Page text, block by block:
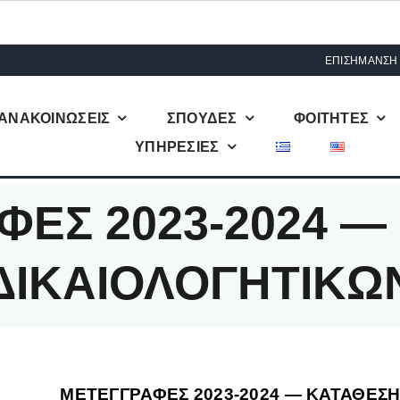
ΣΠΟΥΔΕΣ ΦΟΙΤΗΤΕΣ
ΥΠΗΡΕΣΙΕΣ
2023-2024
ΜΕΤΕΓΓΡΑΦΕΣ 2023-2024 —